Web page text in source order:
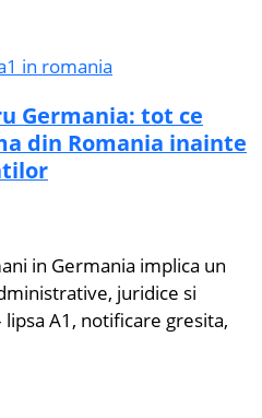
Germania: tot ce
din Romania inainte
in Germania implica un
juridice si
A1, notificare gresita,